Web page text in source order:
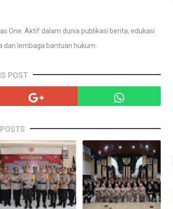
One. Aktif dalam dunia publikasi berita, edukasi
lembaga bantuan hukum.
POST